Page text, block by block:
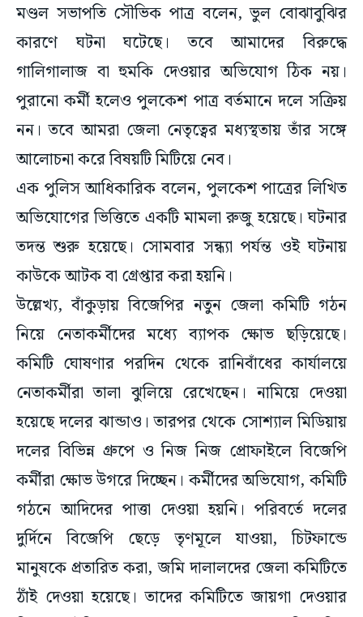
মণ্ডল সভাপতি সৌভিক পাত্র বলেন, ভুল বোঝাবুঝির
কারণে ঘটনা ঘটেছে। তবে আমাদের বিরুদ্ধে
গালিগালাজ বা হুমকি দেওয়ার অভিযোগ ঠিক নয়।
পুরানো কর্মী হলেও পুলকেশ পাত্র বর্তমানে দলে সক্রিয়
নন। তবে আমরা জেলা নেতৃত্বের মধ্যস্থতায় তাঁর সঙ্গে
আলোচনা করে বিষয়টি মিটিয়ে নেব।
এক পুলিস আধিকারিক বলেন, পুলকেশ পাত্রের লিখিত
অভিযোগের ভিত্তিতে একটি মামলা রুজু হয়েছে। ঘটনার
তদন্ত শুরু হয়েছে। সোমবার সন্ধ্যা পর্যন্ত ওই ঘটনায়
কাউকে আটক বা গ্রেপ্তার করা হয়নি।
উল্লেখ্য, বাঁকুড়ায় বিজেপির নতুন জেলা কমিটি গঠন
নিয়ে নেতাকর্মীদের মধ্যে ব্যাপক ক্ষোভ ছড়িয়েছে।
কমিটি ঘোষণার পরদিন থেকে রানিবাঁধের কার্যালয়ে
নেতাকর্মীরা তালা ঝুলিয়ে রেখেছেন। নামিয়ে দেওয়া
হয়েছে দলের ঝান্ডাও। তারপর থেকে সোশ্যাল মিডিয়ায়
দলের বিভিন্ন গ্রুপে ও নিজ নিজ প্রোফাইলে বিজেপি
কর্মীরা ক্ষোভ উগরে দিচ্ছেন। কর্মীদের অভিযোগ, কমিটি
গঠনে আদিদের পাত্তা দেওয়া হয়নি। পরিবর্তে দলের
দুর্দিনে বিজেপি ছেড়ে তৃণমূলে যাওয়া, চিটফান্ডে
মানুষকে প্রতারিত করা, জমি দালালদের জেলা কমিটিতে
ঠাঁই দেওয়া হয়েছে। তাদের কমিটিতে জায়গা দেওয়ার